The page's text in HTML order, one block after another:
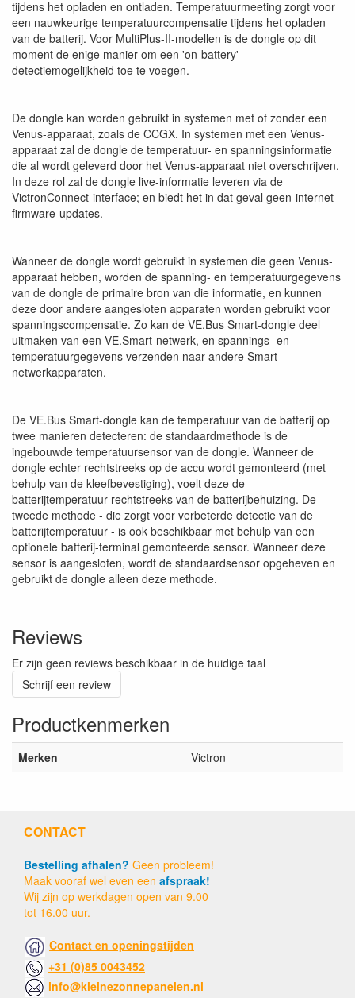
tijdens het opladen en ontladen. Temperatuurmeeting zorgt voor
een nauwkeurige temperatuurcompensatie tijdens het opladen
van de batterij. Voor MultiPlus-II-modellen is de dongle op dit
moment de enige manier om een ​​'on-battery'-
detectiemogelijkheid toe te voegen.
De dongle kan worden gebruikt in systemen met of zonder een
Venus-apparaat, zoals de CCGX. In systemen met een Venus-
apparaat zal de dongle de temperatuur- en spanningsinformatie
die al wordt geleverd door het Venus-apparaat niet overschrijven.
In deze rol zal de dongle live-informatie leveren via de
VictronConnect-interface; en biedt het in dat geval geen-internet
firmware-updates.
Wanneer de dongle wordt gebruikt in systemen die geen Venus-
apparaat hebben, worden de spanning- en temperatuurgegevens
van de dongle de primaire bron van die informatie, en kunnen
deze door andere aangesloten apparaten worden gebruikt voor
spanningscompensatie. Zo kan de VE.Bus Smart-dongle deel
uitmaken van een VE.Smart-netwerk, en spannings- en
temperatuurgegevens verzenden naar andere Smart-
netwerkapparaten.
De VE.Bus Smart-dongle kan de temperatuur van de batterij op
twee manieren detecteren: de standaardmethode is de
ingebouwde temperatuursensor van de dongle. Wanneer de
dongle echter rechtstreeks op de accu wordt gemonteerd (met
behulp van de kleefbevestiging), voelt deze de
batterijtemperatuur rechtstreeks van de batterijbehuizing. De
tweede methode - die zorgt voor verbeterde detectie van de
batterijtemperatuur - is ook beschikbaar met behulp van een
optionele batterij-terminal gemonteerde sensor. Wanneer deze
sensor is aangesloten, wordt de standaardsensor opgeheven en
gebruikt de dongle alleen deze methode.
Reviews
Er zijn geen reviews beschikbaar in de huidige taal
Schrijf een review
Productkenmerken
Merken Victron
CONTACT
Bestelling afhalen? Geen probleem!
Maak vooraf wel even een afspraak!
Wij zijn op werkdagen open van 9.00
tot 16.00 uur.
Contact en openingstijden
+31 (0)85 0043452
info@kleinezonnepanelen.nl